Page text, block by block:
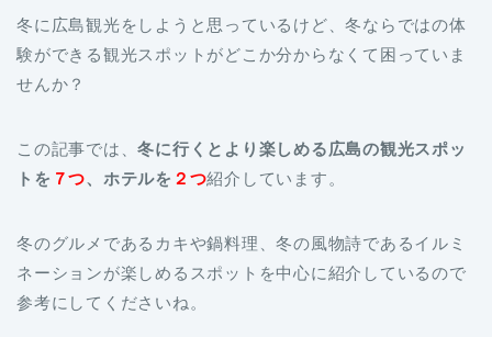
冬に広島観光をしようと思っているけど、冬ならではの体
験ができる観光スポットがどこか分からなくて困っていま
せんか？
この記事では、冬に行くとより楽しめる広島の観光スポッ
トを ７つ、ホテルを ２つ紹介しています。
冬のグルメであるカキや鍋料理、冬の風物詩であるイルミ
ネーションが楽しめるスポットを中心に紹介しているので
参考にしてくださいね。